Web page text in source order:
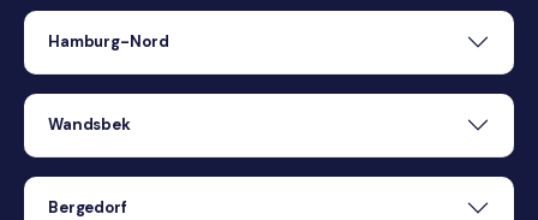
Hamburg-Nord
Wandsbek
Bergedorf